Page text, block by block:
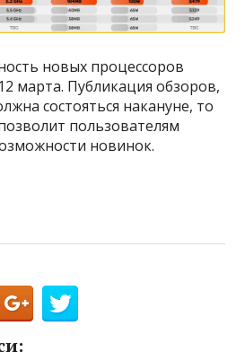
новых процессоров
марта. Публикация обзоров,
состояться накануне, то
пользователям
новинок.